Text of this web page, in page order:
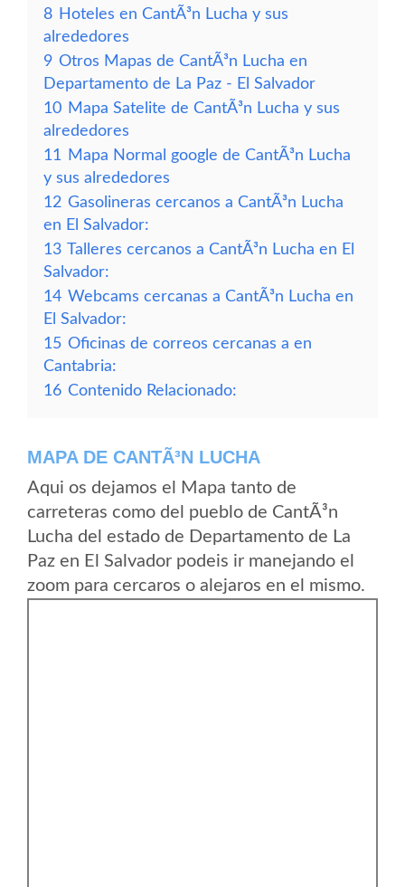
8 Hoteles en CantÃ³n Lucha y sus
alrededores
9 Otros Mapas de CantÃ³n Lucha en
Departamento de La Paz - El Salvador
10 Mapa Satelite de CantÃ³n Lucha y sus
alrededores
11
Mapa Normal google de CantÃ³n Lucha
y sus alrededores
12 Gasolineras cercanos a CantÃ³n Lucha
en El Salvador:
13 Talleres cercanos a CantÃ³n Lucha en El
Salvador:
14 Webcams cercanas a CantÃ³n Lucha en
El Salvador:
15 Oficinas de correos cercanas a en
Cantabria:
16 Contenido Relacionado:
MAPA DE CANTÃ³N LUCHA
Aqui os dejamos el Mapa tanto de
carreteras como del pueblo de CantÃ³n
Lucha del estado de Departamento de La
Paz en El Salvador podeis ir manejando el
zoom para cercaros o alejaros en el mismo.